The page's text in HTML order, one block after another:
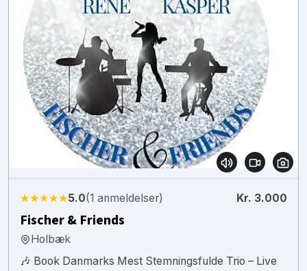
★★★★★5.0(1 anmeldelser) Kr. 3.000
Fischer & Friends
Holbæk
🎶 Book Danmarks Mest Stemningsfulde Trio – Live